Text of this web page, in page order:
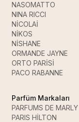
NASOMATTO
NINA RICCI
NİCOLAİ
NİKOS
NİSHANE
ORMANDE JAYNE
ORTO PARİSİ
PACO RABANNE
Parfüm Markaları
PARFUMS DE MARLY
PARIS HİLTON